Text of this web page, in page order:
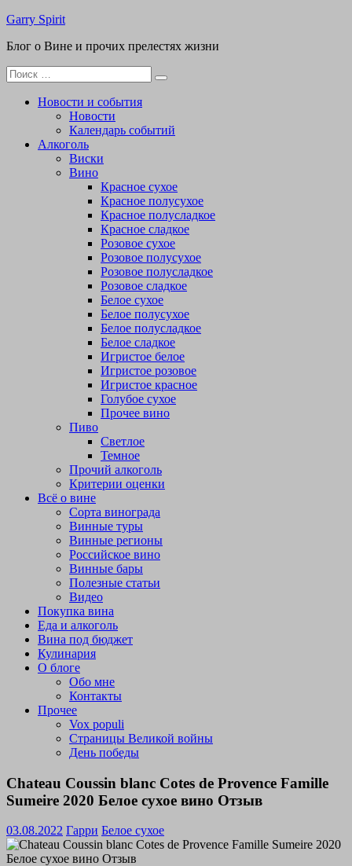
Перейти
содержимому
Garry Spirit
Блог о Вине и прочих прелестях жизни
Поиск
для:
Новости и события
Новости
Календарь событий
Алкоголь
Виски
Вино
Красное сухое
Красное полусухое
Красное полусладкое
Красное сладкое
Розовое сухое
Розовое полусухое
Розовое полусладкое
Розовое сладкое
Белое сухое
Белое полусухое
Белое полусладкое
Белое сладкое
Игристое белое
Игристое розовое
Игристое красное
Голубое сухое
Прочее вино
Пиво
Светлое
Темное
Прочий алкоголь
Критерии оценки
Всё о вине
Сорта винограда
Винные туры
Винные регионы
Российское вино
Винные бары
Полезные статьи
Видео
Покупка вина
Еда и алкоголь
Вина под бюджет
Кулинария
О блоге
Обо мне
Контакты
Прочее
Vox populi
Страницы Великой войны
День победы
Chateau Coussin blanc Cotes de Provence Famille
Sumeire 2020 Белое сухое вино Отзыв
03.08.2022 Гарри Белое сухое